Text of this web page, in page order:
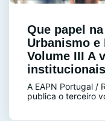
Que papel
Urbanismo e
Volume III A
institucionais
A EAPN Portugal /
publica o terceiro